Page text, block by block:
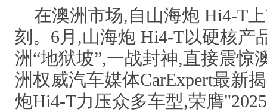
在澳洲市场,自山海炮 Hi4-T
刻。6月,山海炮 Hi4-T以硬核产
洲“地狱坡”,一战封神,直接震惊
洲权威汽车媒体CarExpert最新
炮Hi4-T力压众多车型,荣膺